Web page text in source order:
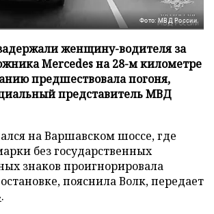
Фото: МВД России
женщину-водителя за
Mercedes на 28-м километре
предшествовала погоня,
представитель МВД
на Варшавском шоссе, где
без государственных
знаков проигнорировала
пояснила Волк, передает
.